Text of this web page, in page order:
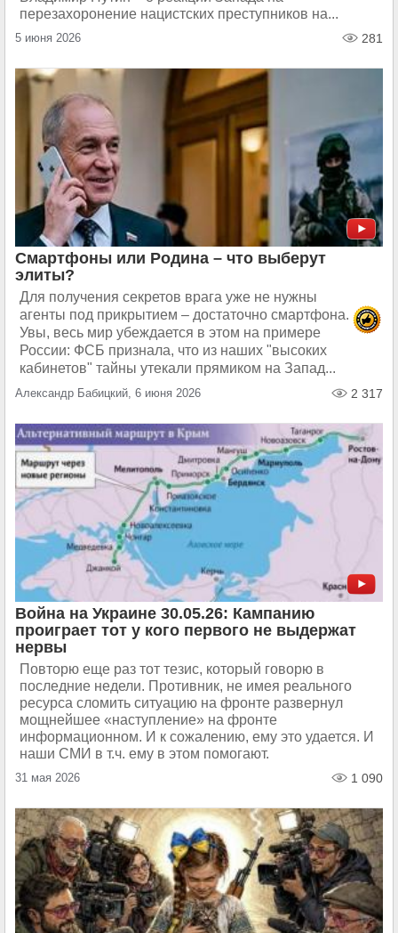
перезахоронение нацистских преступников на...
5 июня 2026 281
Смартфоны или Родина – что выберут
элиты?
Для получения секретов врага уже не нужны
агенты под прикрытием – достаточно смартфона.
Увы, весь мир убеждается в этом на примере
России: ФСБ признала, что из наших "высоких
кабинетов" тайны утекали прямиком на Запад...
Александр Бабицкий, 6 июня 2026 2 317
Война на Украине 30.05.26: Кампанию
проиграет тот у кого первого не выдержат
нервы
Повторю еще раз тот тезис, который говорю в
последние недели. Противник, не имея реального
ресурса сломить ситуацию на фронте развернул
мощнейшее «наступление» на фронте
информационном. И к сожалению, ему это удается. И
наши СМИ в т.ч. ему в этом помогают.
31 мая 2026 1 090